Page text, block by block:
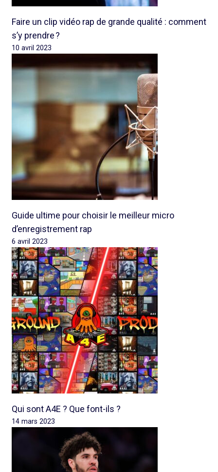
Faire un clip vidéo rap de grande qualité : comment
s’y prendre ?
10 avril 2023
Guide ultime pour choisir le meilleur micro
d’enregistrement rap
6 avril 2023
Qui sont A4E ? Que font-ils ?
14 mars 2023